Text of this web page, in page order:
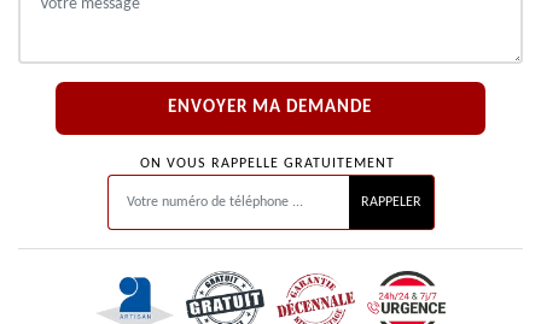
ON VOUS RAPPELLE GRATUITEMENT